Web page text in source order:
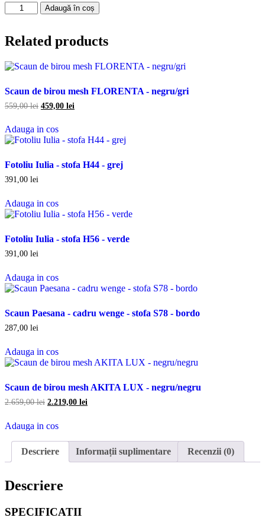
Cantitate
Fotoliu
Extra
Ball
-
imitatie
-
verde/maro
Adaugă în coș
Related products
Scaun de birou mesh FLORENTA - negru/gri
559,00lei Prețul
fost:
559,00 lei.
459,00 lei
Adauga in cosin
cos
Fotoliu Iulia - stofa H44 - grej
391,00 lei
Adauga in cosin
cos
Fotoliu Iulia - stofa H56 - verde
391,00 lei
Adauga in cosin
cos
Scaun Paesana - cadru wenge - stofa S78 - bordo
287,00 lei
Adauga in cosin
cos
Scaun de birou mesh AKITA LUX - negru/negru
2.659,00lei Prețul
fost:
2.659,00 lei.
2.219,00 lei
Adauga in cosin
Descriere
Informații suplimentare Recenzii (0)
Descriere
SPECIFICATII